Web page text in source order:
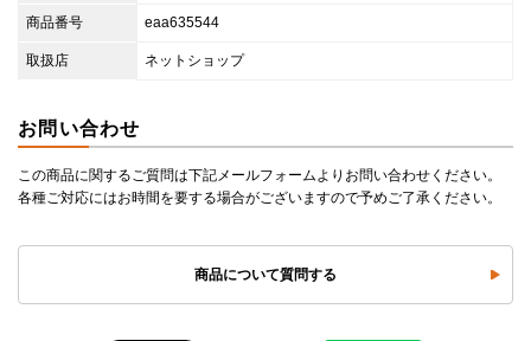
商品番号 eaa635544
取扱店 ネットショップ
お問い合わせ
この商品に関するご質問は下記メールフォームよりお問い合わせください。
各種ご対応にはお時間を要する場合がございますので予めご了承ください。
商品について質問する